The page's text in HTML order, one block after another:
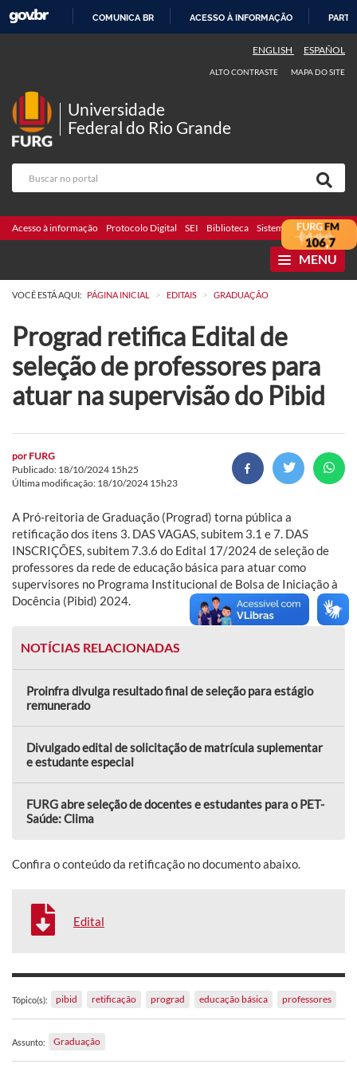
COMUNICA BR ACESSO À INFORMAÇÃO
ENGLISH ESPAÑOL
ALTO CONTRASTE MAPA DO SITE
Universidade
Federal do Rio Grande
Acesso à informação Protocolo Digital SEI Biblioteca Sistemas Webmail
MENU
VOCÊ ESTÁ AQUI: PÁGINA INICIAL > EDITAIS > GRADUAÇÃO
Prograd retifica Edital de
seleção de professores para
atuar na supervisão do Pibid
por FURG
Publicado: 18/10/2024 15h25
Última modificação: 18/10/2024 15h23
A Pró-reitoria de Graduação (Prograd) torna pública a
retificação dos itens 3. DAS VAGAS, subitem 3.1 e 7. DAS
INSCRIÇÕES, subitem 7.3.6 do Edital 17/2024 de seleção de
professores da rede de educação básica para atuar como
supervisores no Programa Institucional de Bolsa de Iniciação à
Docência (Pibid) 2024.
NOTÍCIAS RELACIONADAS
Proinfra divulga resultado final de seleção para estágio
remunerado
Divulgado edital de solicitação de matrícula suplementar
e estudante especial
FURG abre seleção de docentes e estudantes para o PET-
Saúde: Clima
Confira o conteúdo da retificação no documento abaixo.
Edital
Tópico(s): pibid retificação prograd educação básica professores
Assunto: Graduação